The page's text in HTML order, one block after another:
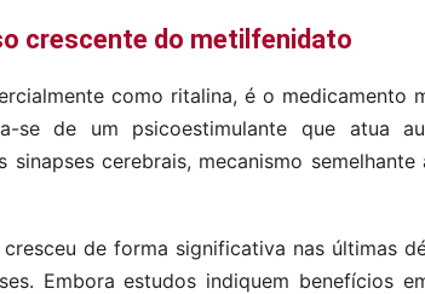
crescente do metilfenidato
como ritalina, é o medicamento
se de um psicoestimulante que atua
cerebrais, mecanismo
de forma significativa nas últimas
Embora estudos indiquem benefícios